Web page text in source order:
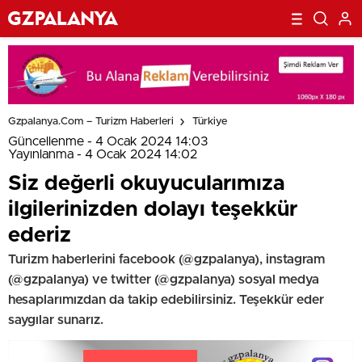
Gzpalanya.com – Turizm Haberleri Türkiye
Güncellenme - 4 Ocak 2024 14:03
Yayınlanma - 4 Ocak 2024 14:02
Siz değerli okuyucularımıza
ilgilerinizden dolayı teşekkür
ederiz
Turizm haberlerini facebook (@gzpalanya), instagram
(@gzpalanya) ve twitter (@gzpalanya) sosyal medya
hesaplarımızdan da takip edebilirsiniz. Teşekkür eder
saygılar sunarız.